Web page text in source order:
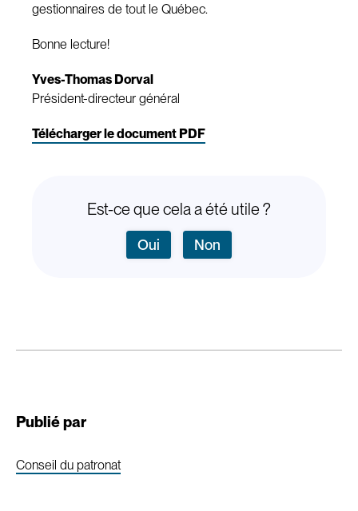
gestionnaires de tout le Québec.
Bonne lecture!
Yves-Thomas Dorval
Président-directeur général
Télécharger le document PDF
Est-ce que cela a été utile ?
Oui Non
Publié par
Conseil du patronat